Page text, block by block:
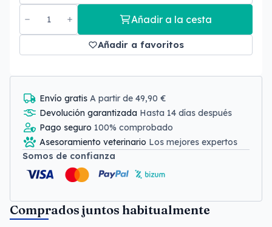
Añadir a la cesta
Añadir a favoritos
Envío gratis A partir de 49,90 €
Devolución garantizada Hasta 14 días después
Pago seguro 100% comprobado
Asesoramiento veterinario Los mejores expertos
Somos de confianza
Comprados juntos habitualmente